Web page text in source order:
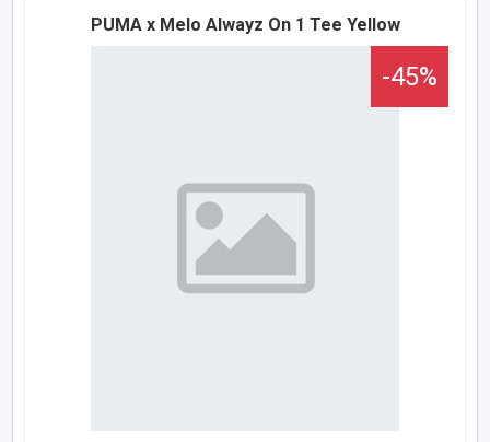
PUMA x Melo Alwayz On 1 Tee Yellow
-45%